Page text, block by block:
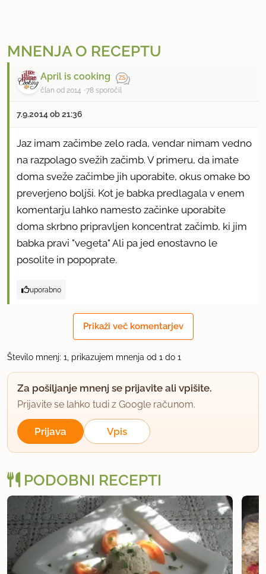
MNENJA O RECEPTU
April is cooking
član od 2014 78 sporočil
7.9.2014 ob 21:36
Jaz imam začimbe zelo rada, vendar nimam vedno
na razpolago svežih začimb. V primeru, da imate
doma sveže začimbe jih uporabite, okus omake bo
preverjeno boljši. Kot je babka predlagala v enem
komentarju lahko namesto začinke uporabite
doma skrbno pripravljen koncentrat začimb, ki jim
babka pravi "vegeta" Ali pa jed enostavno le
posolite in popoprate.
uporabno
Prikaži več komentarjev
Število mnenj: 1, prikazujem mnenja od 1 do 1
Za pošiljanje mnenj se prijavite ali vpišite.
Prijavite se lahko tudi z Google računom.
Prijava Vpis
PODOBNI RECEPTI